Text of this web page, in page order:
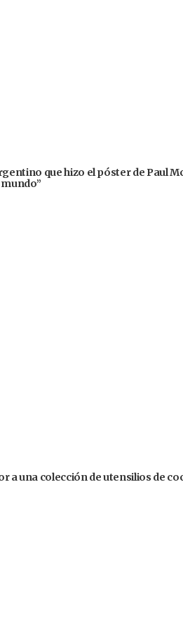
que hizo el póster de Paul
a una colección de utensilios de